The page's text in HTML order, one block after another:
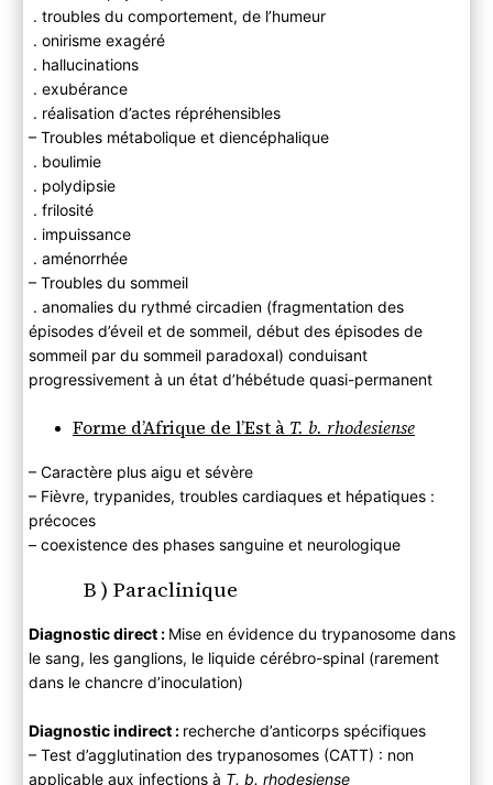
. troubles du comportement, de l’humeur
. onirisme exagéré
. hallucinations
. exubérance
. réalisation d’actes répréhensibles
– Troubles métabolique et diencéphalique
. boulimie
. polydipsie
. frilosité
. impuissance
. aménorrhée
– Troubles du sommeil
. anomalies du rythmé circadien (fragmentation des
épisodes d’éveil et de sommeil, début des épisodes de
sommeil par du sommeil paradoxal) conduisant
progressivement à un état d’hébétude quasi-permanent
Forme d’Afrique de l’Est à T. b. rhodesiense
– Caractère plus aigu et sévère
– Fièvre, trypanides, troubles cardiaques et hépatiques :
précoces
– coexistence des phases sanguine et neurologique
B ) Paraclinique
Diagnostic direct : Mise en évidence du trypanosome dans
le sang, les ganglions, le liquide cérébro-spinal (rarement
dans le chancre d’inoculation)
Diagnostic indirect : recherche d’anticorps spécifiques
– Test d’agglutination des trypanosomes (CATT) : non
applicable aux infections à T. b. rhodesiense